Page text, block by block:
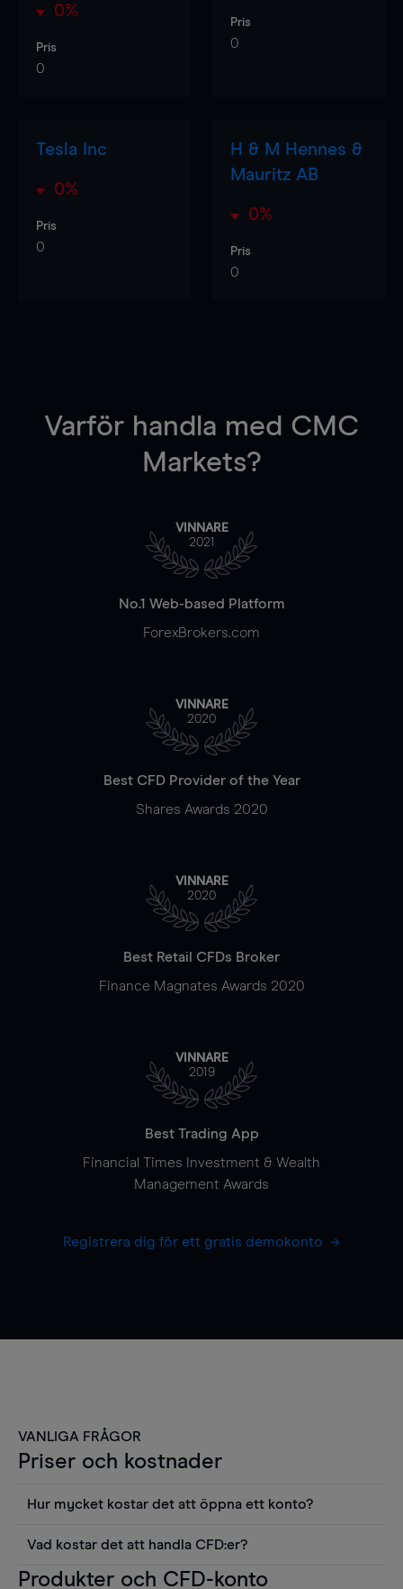
0%
Pris
0
Pris
0
Tesla Inc
0%
Pris
0
H & M Hennes &
Mauritz AB
0%
Pris
0
Varför handla med CMC
Markets?
VINNARE
2021
No.1 Web-based Platform
ForexBrokers.com
VINNARE
2020
Best CFD Provider of the Year
Shares Awards 2020
VINNARE
2020
Best Retail CFDs Broker
Finance Magnates Awards 2020
VINNARE
2019
Best Trading App
Financial Times Investment & Wealth
Management Awards
Registrera dig för ett gratis demokonto
VANLIGA FRÅGOR
Priser och kostnader
Hur mycket kostar det att öppna ett konto?
använda sådana verktyg som diagram, Reuters
Vad kostar det att handla CFD:er?
Det är en rad kostnader att tänka på när man
Produkter och CFD-konto